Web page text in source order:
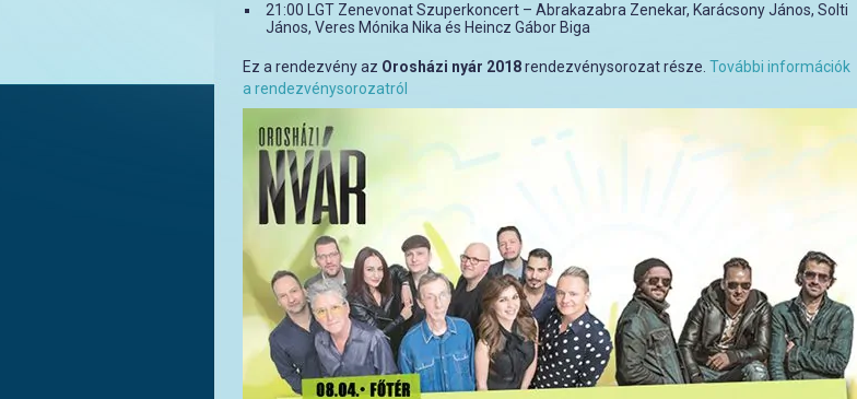
21:00 LGT Zenevonat Szuperkoncert – Abrakazabra Zenekar, Karácsony János, Solti
János, Veres Mónika Nika és Heincz Gábor Biga
Ez a rendezvény az Orosházi nyár 2018rendezvénysorozat része. További információk
a rendezvénysorozatról